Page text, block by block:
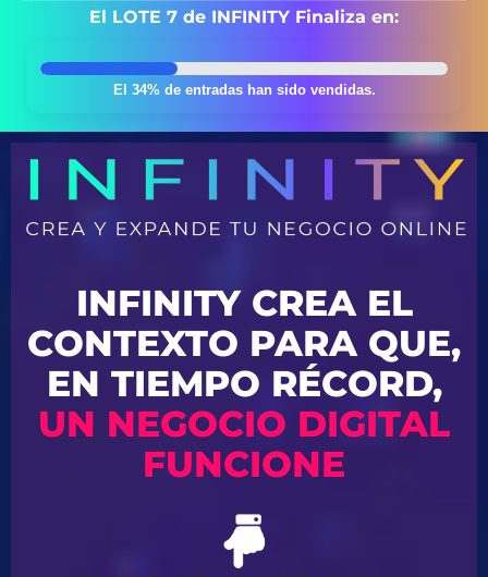
El LOTE 7 de INFINITY Finaliza en:
El 34% de entradas han sido vendidas.
INFINITY CREA EL
CONTEXTO PARA QUE,
EN TIEMPO RÉCORD,
UN NEGOCIO DIGITAL
FUNCIONE